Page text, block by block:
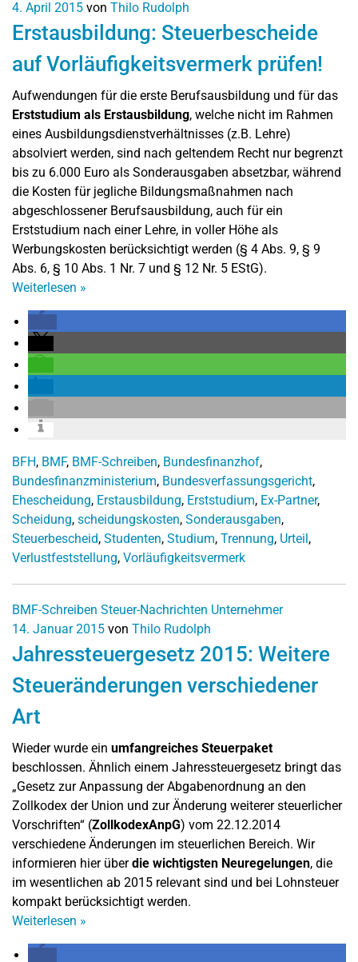
4. April 2015 von Thilo Rudolph
Erstausbildung: Steuerbescheide
auf Vorläufigkeitsvermerk prüfen!
Aufwendungen für die erste Berufsausbildung und für das
Erststudium als Erstausbildung, welche nicht im Rahmen
eines Ausbildungsdienstverhältnisses (z.B. Lehre)
absolviert werden, sind nach geltendem Recht nur begrenzt
bis zu 6.000 Euro als Sonderausgaben absetzbar, während
die Kosten für jegliche Bildungsmaßnahmen nach
abgeschlossener Berufsausbildung, auch für ein
Erststudium nach einer Lehre, in voller Höhe als
Werbungskosten berücksichtigt werden (§ 4 Abs. 9, § 9
Abs. 6, § 10 Abs. 1 Nr. 7 und § 12 Nr. 5 EStG).
Weiterlesen »
BFH, BMF, BMF-Schreiben, Bundesfinanzhof,
Bundesfinanzministerium, Bundesverfassungsgericht,
Ehescheidung, Erstausbildung, Erststudium, Ex-Partner,
Scheidung, scheidungskosten, Sonderausgaben,
Steuerbescheid, Studenten, Studium, Trennung, Urteil,
Verlustfeststellung, Vorläufigkeitsvermerk
BMF-Schreiben Steuer-Nachrichten Unternehmer
14. Januar 2015 von Thilo Rudolph
Jahressteuergesetz 2015: Weitere
Steueränderungen verschiedener
Art
Wieder wurde ein umfangreiches Steuerpaket
beschlossen. Ähnlich einem Jahressteuergesetz bringt das
„Gesetz zur Anpassung der Abgabenordnung an den
Zollkodex der Union und zur Änderung weiterer steuerlicher
Vorschriften“ (ZollkodexAnpG) vom 22.12.2014
verschiedene Änderungen im steuerlichen Bereich. Wir
informieren hier überdie wichtigsten Neuregelungen, die
im wesentlichen ab 2015 relevant sind und bei Lohnsteuer
kompakt berücksichtigt werden.
Weiterlesen »